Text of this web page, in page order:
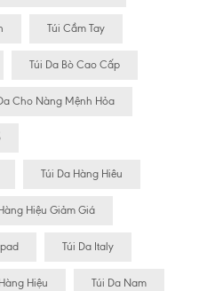
Túi Cầm Tay
Túi Da Bò Cao Cấp
Cho Nàng Mệnh Hỏa
Túi Da Hàng Hiêu
Hiệu Giảm Giá
Túi Da Italy
Hiệu Túi Da Nam